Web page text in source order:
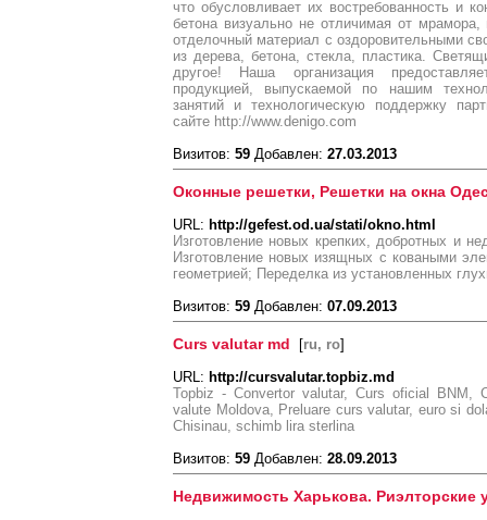
что обусловливает их востребованность и
бетона визуально не отличимая от
отделочный материал с оздоровительными
из дерева, бетона, стекла, пластика.
другое! Наша организация
продукцией, выпускаемой по нашим
занятий и технологическую поддержку
сайте http://www.denigo.com
Визитов: 59 Добавлен: 27.03.2013
Оконные решетки, Решетки на окна
URL: http://gefest.od.ua/stati/okno.html
Изготовление новых крепких, добротных и
Изготовление новых изящных с коваными
геометрией; Переделка из установленных
Визитов: 59 Добавлен: 07.09.2013
Curs valutar md [ru, ro]
URL: http://cursvalutar.topbiz.md
Topbiz - Convertor valutar, Curs oficial BNM,
valute Moldova, Preluare curs valutar, euro si
Chisinau, schimb lira sterlina
Визитов: 59 Добавлен: 28.09.2013
Недвижимость Харькова. Риэлторские